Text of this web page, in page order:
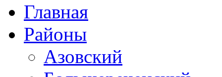
Главная
Районы
Азовский